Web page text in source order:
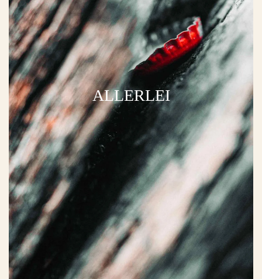
ALLERLEI